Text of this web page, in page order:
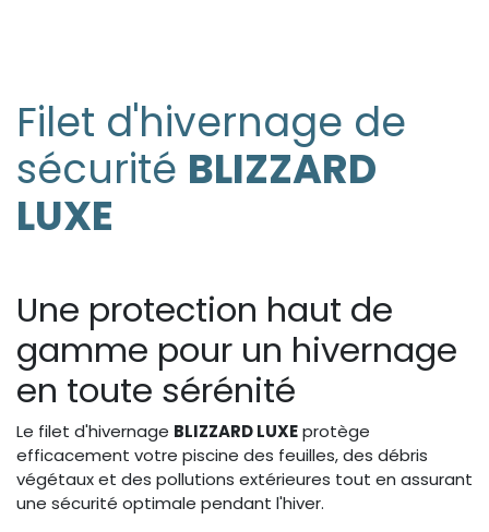
Filet d'hivernage de
sécurité BLIZZARD
LUXE
Une protection haut de
gamme pour un hivernage
en toute sérénité
Le filet d'hivernage BLIZZARD LUXEprotège
efficacement votre piscine des feuilles, des débris
végétaux et des pollutions extérieures tout en assurant
une sécurité optimale pendant l'hiver.